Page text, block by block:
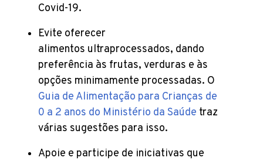
Covid-19.
Evite oferecer
alimentos ultraprocessados, dando
preferência às frutas, verduras e às
opções minimamente processadas. O
Guia de Alimentação para Crianças de
0 a 2 anos do Ministério da Saúde traz
várias sugestões para isso.
Apoie e participe de iniciativas que